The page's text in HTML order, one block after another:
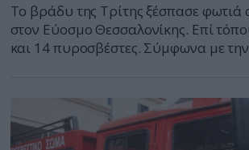
Το βράδυ της Τρίτης ξέσπασε φωτιά
στον Εύοσμο Θεσσαλονίκης. Επί
και 14 πυροσβέστες. Σύμφωνα με την
βρίσκονται στην περιοχή.
δυνάμεις της Πυροσβεστικής, ενώ στο
επιχειρούν και δύο υδροφόρες του